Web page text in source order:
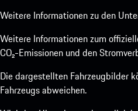
Weitere Informationen zu den
Weitere Informationen zum
CO₂-Emissionen und den
Die dargestellten Fahrzeugbilder
Fahrzeugs abweichen.